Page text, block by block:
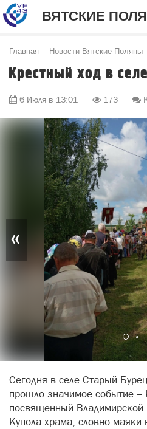
ВЯТСКИЕ
Главная Новости Вятские Поляны
Крестный ход в
6 Июля в 13:01 173
«
Сегодня в селе Старый
прошло значимое событие –
посвященный
Купола храма, словно